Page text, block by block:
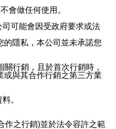
會做任何使用。
可能會因受政府要求或法
隱私，本公司並未承諾您
行銷，且於首次行銷時，
或與其合作行銷之第三方業
。
作之行銷)並於法令容許之範